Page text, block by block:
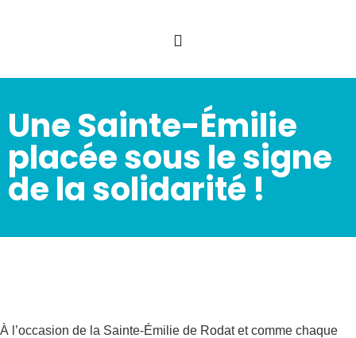
Une Sainte-Émilie
placée sous le signe
de la solidarité !
À l’occasion de la Sainte-Émilie de Rodat et comme chaque